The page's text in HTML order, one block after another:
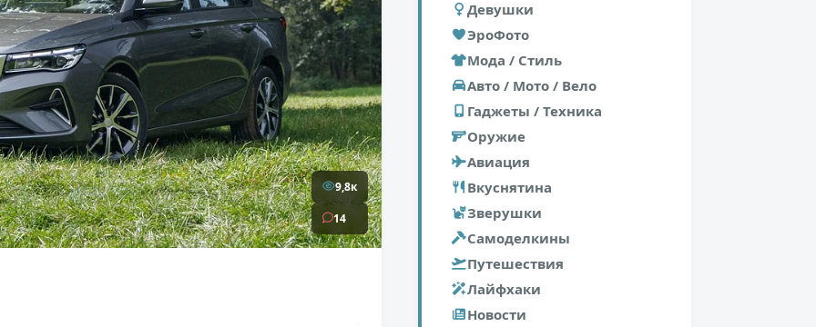
9,8к
14
Девушки
ЭроФото
Мода / Стиль
Авто / Мото / Вело
Гаджеты / Техника
Оружие
Авиация
Вкуснятина
Зверушки
Самоделкины
Путешествия
Лайфхаки
Новости